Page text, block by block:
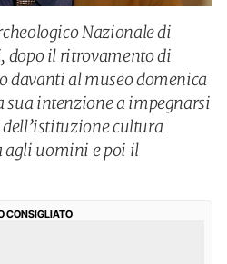
Nazionale di
dopo il ritrovamento di
davanti al museo domenica
sua intenzione a impegnarsi
cultura
agli uomini e poi il
CONSIGLIATO